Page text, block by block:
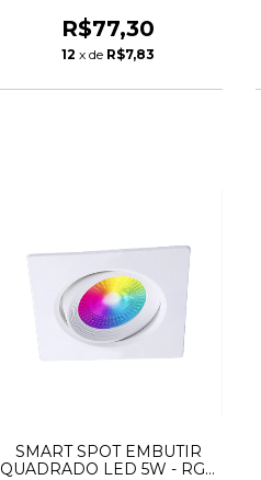
R$77,30
12 x de R$7,83
SMART SPOT EMBUTIR
QUADRADO LED 5W - RGB